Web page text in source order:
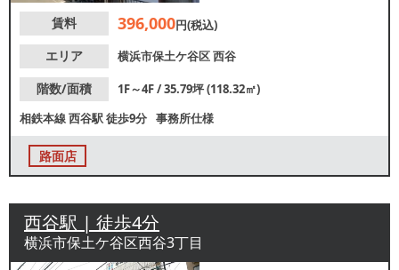
賃料 396,000円(税込)
エリア
横浜市保土ケ谷区西谷
階数/面積
1F～4F / 35.79坪 (118.32㎡)
相鉄本線西谷駅徒歩9分 事務所仕様
路面店
西谷駅 | 徒歩4分
横浜市保土ケ谷区西谷3丁目